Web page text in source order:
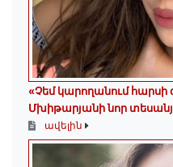
«Չեմ կարողանում
Մխիթարյանի նոր
ավելին